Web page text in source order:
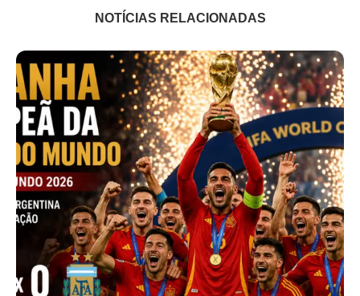
NOTÍCIAS RELACIONADAS